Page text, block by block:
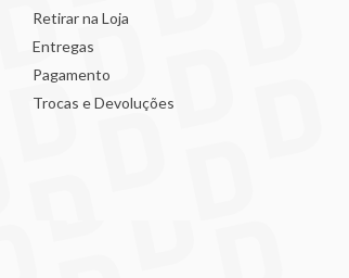
Retirar na Loja
Entregas
Pagamento
Trocas e Devoluções